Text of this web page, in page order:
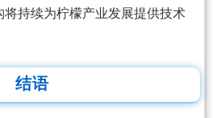
将持续为柠檬产业发展提供技术
结语